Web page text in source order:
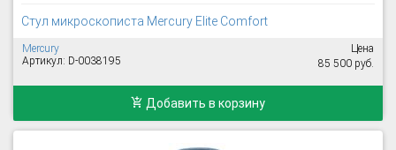
Стул микроскописта Mercury Elite Comfort
Mercury
Артикул: D-0038195
Цена
85 500 руб.
Добавить в корзину